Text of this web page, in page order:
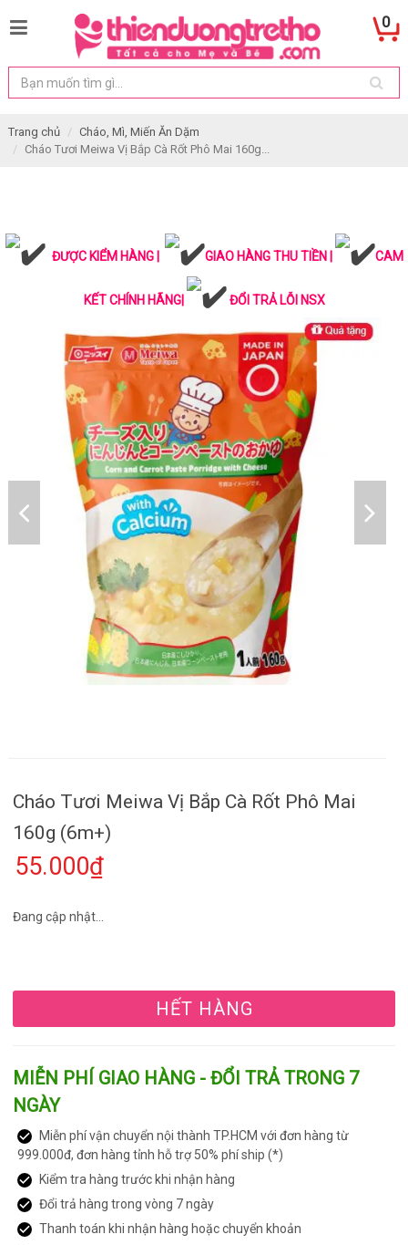
0
Trang chủ
Cháo, Mì, Miến Ăn Dặm
Cháo Tươi Meiwa Vị Bắp Cà Rốt Phô Mai 160g...
ĐƯỢC KIỂM HÀNG | GIAO HÀNG THU TIỀN | CAM
KẾT CHÍNH HÃNG| ĐỔI TRẢ LỖI NSX
Cháo Tươi Meiwa Vị Bắp Cà Rốt Phô Mai
160g (6m+)
55.000₫
Đang cập nhật...
HẾT HÀNG
MIỄN PHÍ GIAO HÀNG - ĐỔI TRẢ TRONG 7
NGÀY
Miễn phí vận chuyển nội thành TP.HCM với đơn hàng từ
999.000đ, đơn hàng tỉnh hỗ trợ 50% phí ship (*)
Kiểm tra hàng trước khi nhận hàng
Đổi trả hàng trong vòng 7 ngày
Thanh toán khi nhận hàng hoặc chuyển khoản